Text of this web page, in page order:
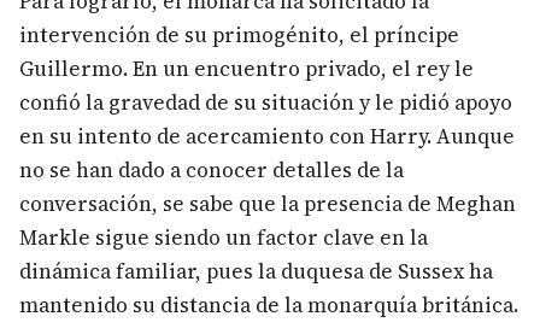
intervención de su primogénito, el príncipe
Guillermo. En un encuentro privado, el rey le
confió la gravedad de su situación y le pidió apoyo
en su intento de acercamiento con Harry. Aunque
no se han dado a conocer detalles de la
conversación, se sabe que la presencia de Meghan
Markle sigue siendo un factor clave en la
dinámica familiar, pues la duquesa de Sussex ha
mantenido su distancia de la monarquía británica.